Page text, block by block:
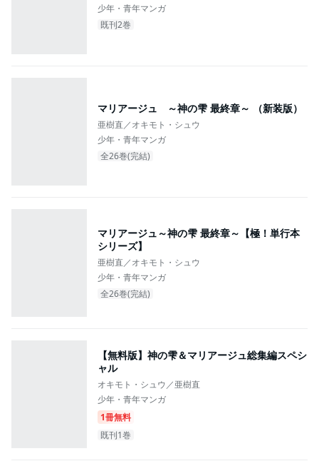
少年・青年マンガ
既刊2巻
マリアージュ ～神の雫 最終章～ （新装版）
亜樹直／オキモト・シュウ
少年・青年マンガ
全26巻(完結)
マリアージュ～神の雫 最終章～【極！単行本
シリーズ】
亜樹直／オキモト・シュウ
少年・青年マンガ
全26巻(完結)
【無料版】神の雫＆マリアージュ総集編スペシ
ャル
オキモト・シュウ／亜樹直
少年・青年マンガ
1冊無料
既刊1巻